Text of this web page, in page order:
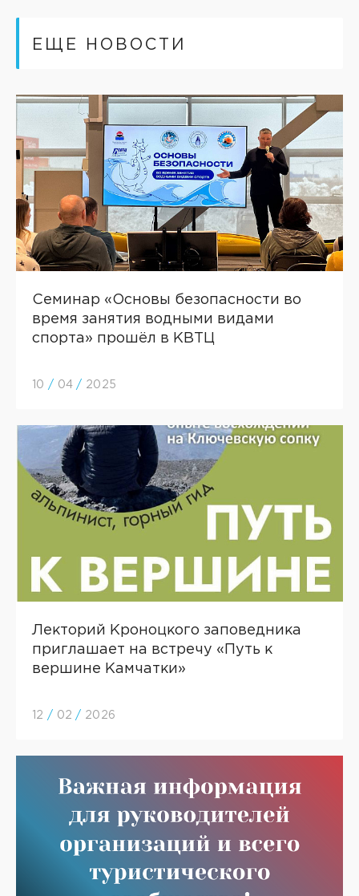
ЕЩЕ НОВОСТИ
Семинар «Основы безопасности во
время занятия водными видами
спорта» прошёл в КВТЦ
10 / 04 / 2025
Лекторий Кроноцкого заповедника
приглашает на встречу «Путь к
вершине Камчатки»
12 / 02 / 2026